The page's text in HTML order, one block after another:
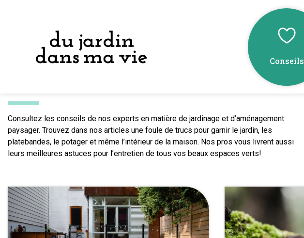
Conseils
→ Conseils et idées
Consultez les conseils de nos experts en matière de jardinage et d’aménagement
paysager. Trouvez dans nos articles une foule de trucs pour garnir le jardin, les
platebandes, le potager et même l’intérieur de la maison. Nos pros vous livrent aussi
leurs meilleures astuces pour l’entretien de tous vos beaux espaces verts!